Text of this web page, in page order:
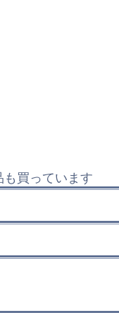
買っています